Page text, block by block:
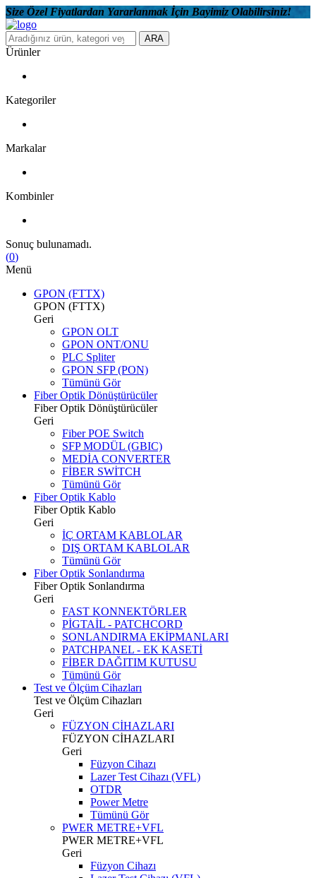
Size Özel Fiyatlardan Yararlanmak İçin Bayimiz Olabilirsiniz!
ARA
Ürünler
Kategoriler
Markalar
Kombinler
Sonuç bulunamadı.
(0)
Menü
GPON (FTTX)
GPON (FTTX)
Geri
GPON OLT
GPON ONT/ONU
PLC Spliter
GPON SFP (PON)
Tümünü Gör
Fiber Optik Dönüştürücüler
Fiber Optik Dönüştürücüler
Geri
Fiber POE Switch
SFP MODÜL (GBIC)
MEDİA CONVERTER
FİBER SWİTCH
Tümünü Gör
Fiber Optik Kablo
Fiber Optik Kablo
Geri
İÇ ORTAM KABLOLAR
DIŞ ORTAM KABLOLAR
Tümünü Gör
Fiber Optik Sonlandırma
Fiber Optik Sonlandırma
Geri
FAST KONNEKTÖRLER
PİGTAİL - PATCHCORD
SONLANDIRMA EKİPMANLARI
PATCHPANEL - EK KASETİ
FİBER DAĞITIM KUTUSU
Tümünü Gör
Test ve Ölçüm Cihazları
Test ve Ölçüm Cihazları
Geri
FÜZYON CİHAZLARI
FÜZYON CİHAZLARI
Geri
Füzyon Cihazı
Lazer Test Cihazı (VFL)
OTDR
Power Metre
Tümünü Gör
PWER METRE+VFL
PWER METRE+VFL
Geri
Füzyon Cihazı